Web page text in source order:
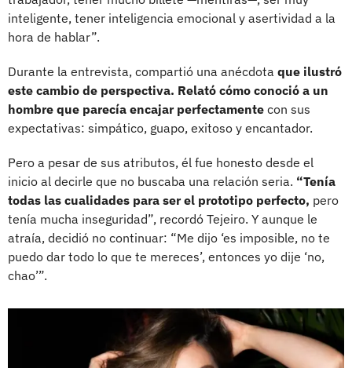
inteligente, tener inteligencia emocional y asertividad a la
hora de hablar”.
Durante la entrevista, compartió una anécdota que ilustró
este cambio de perspectiva. Relató cómo conoció a un
hombre que parecía encajar perfectamente con sus
expectativas: simpático, guapo, exitoso y encantador.
Pero a pesar de sus atributos, él fue honesto desde el
inicio al decirle que no buscaba una relación seria. “Tenía
todas las cualidades para ser el prototipo perfecto, pero
tenía mucha inseguridad”, recordó Tejeiro. Y aunque le
atraía, decidió no continuar: “Me dijo ‘es imposible, no te
puedo dar todo lo que te mereces’, entonces yo dije ‘no,
chao’”.